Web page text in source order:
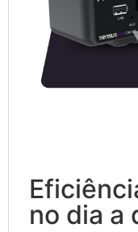
no dia a